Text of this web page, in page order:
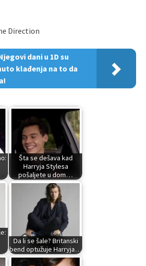
Direction
dani u 1D su
klađenja na to da
Šta se dešava kad
Harryja Stylesa
pošaljete u dom…
Da li se šale? Britanski
bend optužuje Harryja…